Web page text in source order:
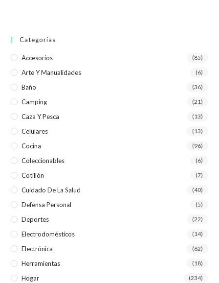
Categorías
Accesorios (85)
Arte Y Manualidades (6)
Baño (36)
Camping (21)
Caza Y Pesca (13)
Celulares (13)
Cocina (96)
Coleccionables (6)
Cotillón (7)
Cuidado De La Salud (40)
Defensa Personal (5)
Deportes (22)
Electrodomésticos (14)
Electrónica (62)
Herramientas (18)
Hogar (234)